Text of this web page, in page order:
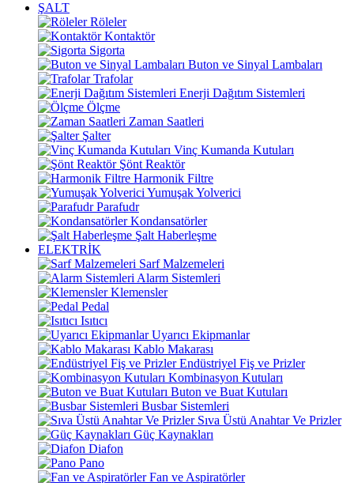
ŞALT
Röleler
Kontaktör
Sigorta
Buton ve Sinyal Lambaları
Trafolar
Enerji Dağıtım Sistemleri
Ölçme
Zaman Saatleri
Şalter
Vinç Kumanda Kutuları
Şönt Reaktör
Harmonik Filtre
Yumuşak Yolverici
Parafudr
Kondansatörler
Şalt Haberleşme
ELEKTRİK
Sarf Malzemeleri
Alarm Sistemleri
Klemensler
Pedal
Isıtıcı
Uyarıcı Ekipmanlar
Kablo Makarası
Endüstriyel Fiş ve Prizler
Kombinasyon Kutuları
Buton ve Buat Kutuları
Busbar Sistemleri
Sıva Üstü Anahtar Ve Prizler
Güç Kaynakları
Diafon
Pano
Fan ve Aspiratörler